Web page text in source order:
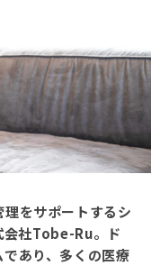
をサポートするシ
社Tobe-Ru。ド
あり、多くの医療